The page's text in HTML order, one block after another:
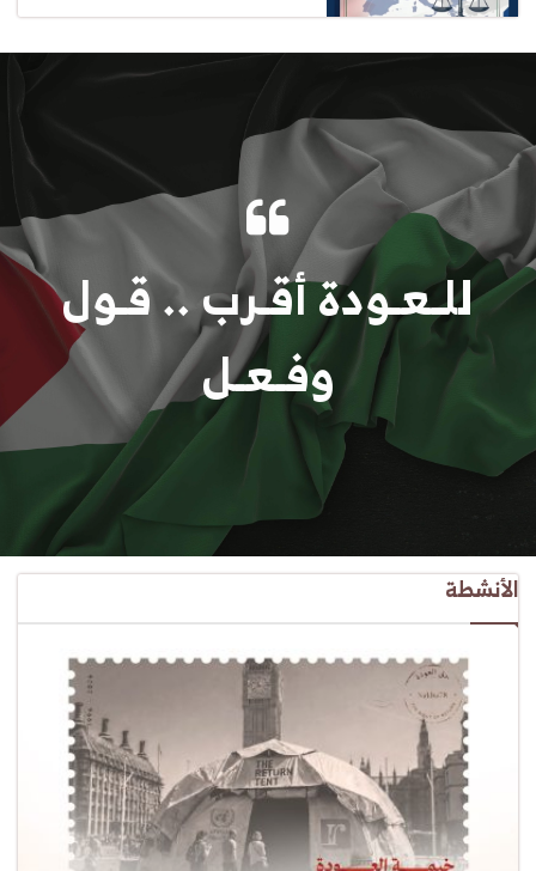
للـعـودة أقـرب .. قـول
وفـعـل
الأنشطة